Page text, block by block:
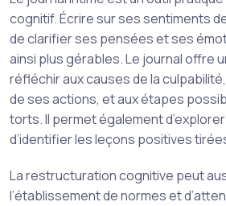
cognitif. Écrire sur ses sentiments
de clarifier ses pensées et ses
ainsi plus gérables. Le journal offre
réfléchir aux causes de la
de ses actions, et aux étapes
torts. Il permet également
d’identifier les leçons positives
La restructuration cognitive peut
l’établissement de normes et